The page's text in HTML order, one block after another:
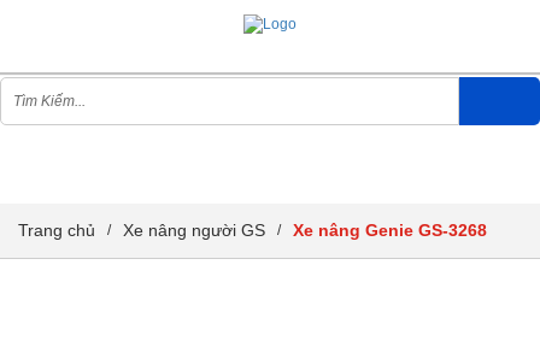
Trang chủ / Xe nâng người GS / Xe nâng Genie GS-3268